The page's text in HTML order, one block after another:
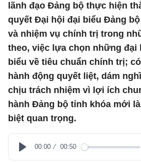
lãnh đạo Đảng bộ thực hiện
quyết Đại hội đại biểu Đảng
và nhiệm vụ chính trị trong
theo, việc lựa chọn những đại
biểu về tiêu chuẩn chính trị;
hành động quyết liệt, dám
chịu trách nhiệm vì lợi ích
hành Đảng bộ tỉnh khóa mới
biệt quan trọng.
Play
00:00 00:50